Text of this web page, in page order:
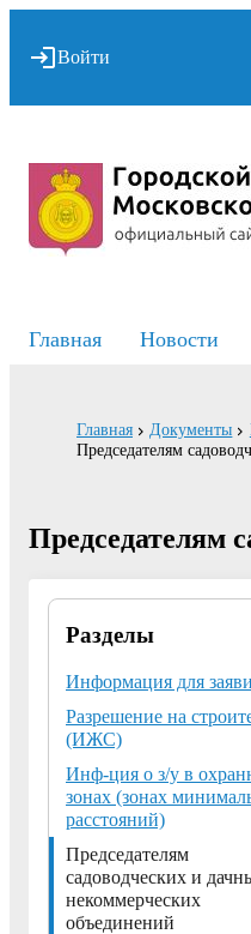
Войти
Главная Новости
Главная Документы
Председателям
Председателям
Разделы
Информация для
Разрешение на
(ИЖС)
Инф-ция о з/у в
зонах (зонах
расстояний)
Председателям
садоводческих и
некоммерческих
объединений